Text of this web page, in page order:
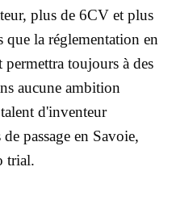
plus de 6CV et plus
la réglementation en
toujours à des
aucune ambition
d'inventeur
passage en Savoie,
trial.